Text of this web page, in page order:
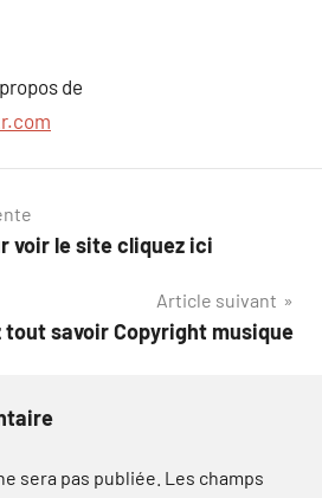
de
voir le site cliquez ici
Article suivant
tout savoir Copyright musique
sera pas publiée. Les champs